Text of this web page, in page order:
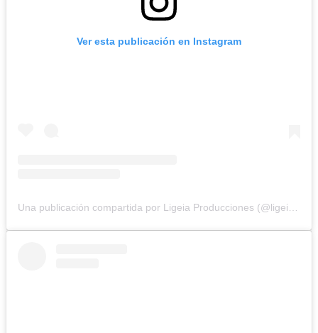
Ver esta publicación en Instagram
Una publicación compartida por Ligeia Producciones (@ligeiaproduccionesuy)